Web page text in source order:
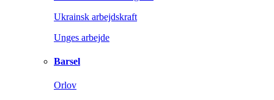
Ukrainsk arbejdskraft
Unges arbejde
Barsel
Orlov